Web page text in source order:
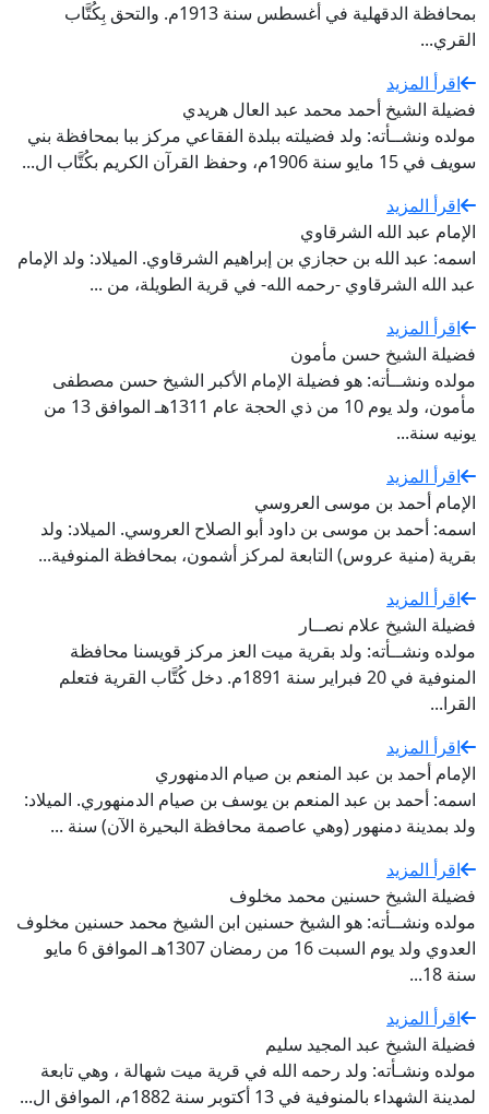
بمحافظة الدقهلية في أغسطس سنة 1913م. والتحق بِكُتَّاب
القري...
اقرأ المزيد
فضيلة الشيخ أحمد محمد عبد العال هريدي
مولده ونشــأته: ولد فضيلته ببلدة الفقاعي مركز ببا بمحافظة بني
سويف في 15 مايو سنة 1906م، وحفظ القرآن الكريم بكُتَّاب ال...
اقرأ المزيد
الإمام عبد الله الشرقاوي
اسمه: عبد الله بن حجازي بن إبراهيم الشرقاوي. الميلاد: ولد الإمام
عبد الله الشرقاوي -رحمه الله- في قرية الطويلة، من ...
اقرأ المزيد
فضيلة الشيخ حسن مأمون
مولده ونشــأته: هو فضيلة الإمام الأكبر الشيخ حسن مصطفى
مأمون، ولد يوم 10 من ذي الحجة عام 1311هـ الموافق 13 من
يونيه سنة...
اقرأ المزيد
الإمام أحمد بن موسى العروسي
اسمه: أحمد بن موسى بن داود أبو الصلاح العروسي. الميلاد: ولد
بقرية (منية عروس) التابعة لمركز أشمون، بمحافظة المنوفية...
اقرأ المزيد
فضيلة الشيخ علام نصــار
مولده ونشــأته: ولد بقرية ميت العز مركز قويسنا محافظة
المنوفية في 20 فبراير سنة 1891م. دخل كُتَّاب القرية فتعلم
القرا...
اقرأ المزيد
الإمام أحمد بن عبد المنعم بن صيام الدمنهوري
اسمه: أحمد بن عبد المنعم بن يوسف بن صيام الدمنهوري. الميلاد:
ولد بمدينة دمنهور (وهي عاصمة محافظة البحيرة الآن) سنة ...
اقرأ المزيد
فضيلة الشيخ حسنين محمد مخلوف
مولده ونشــأته: هو الشيخ حسنين ابن الشيخ محمد حسنين مخلوف
العدوي ولد يوم السبت 16 من رمضان 1307هـ الموافق 6 مايو
سنة 18...
اقرأ المزيد
فضيلة الشيخ عبد المجيد سليم
مولده ونشـأته: ولد رحمه الله في قرية ميت شهالة ، وهي تابعة
لمدينة الشهداء بالمنوفية في 13 أكتوبر سنة 1882م، الموافق ال...